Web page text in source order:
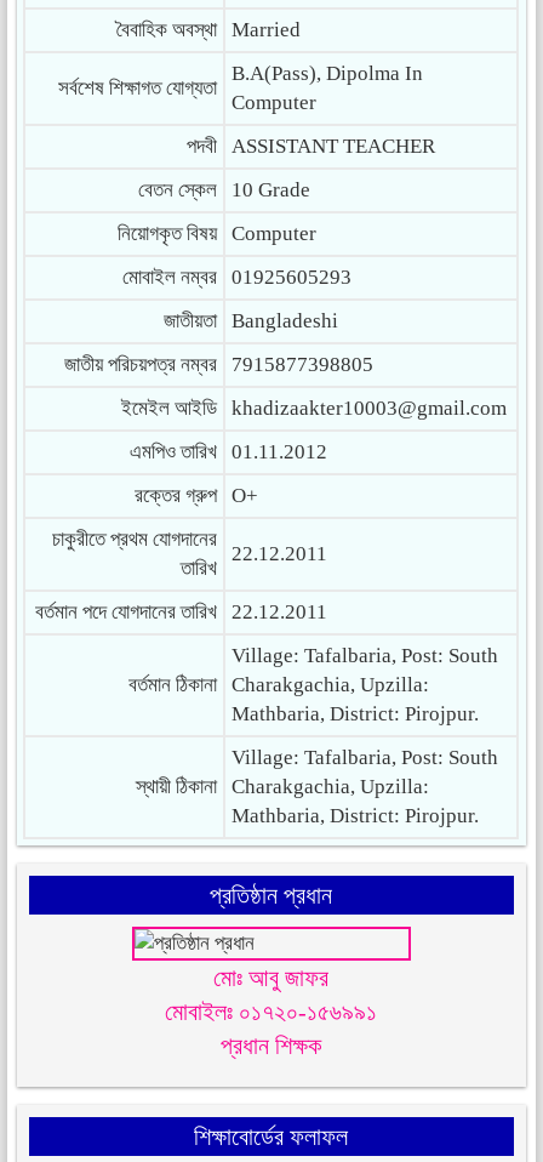
বৈবাহিক অবস্থা
Married
সর্বশেষ শিক্ষাগত যোগ্যতা
B.A(Pass), Dipolma In
Computer
পদবী
ASSISTANT TEACHER
বেতন স্কেল
10 Grade
নিয়োগকৃত বিষয়
Computer
মোবাইল নম্বর
01925605293
জাতীয়তা
Bangladeshi
জাতীয় পরিচয়পত্র নম্বর
7915877398805
ইমেইল আইডি
khadizaakter10003@gmail.com
এমপিও তারিখ
01.11.2012
রক্তের গ্রুপ
O+
চাকুরীতে প্রথম যোগদানের
তারিখ
22.12.2011
বর্তমান পদে যোগদানের তারিখ 22.12.2011
বর্তমান ঠিকানা
Village: Tafalbaria, Post: South
Charakgachia, Upzilla:
Mathbaria, District: Pirojpur.
স্থায়ী ঠিকানা
Village: Tafalbaria, Post: South
Charakgachia, Upzilla:
Mathbaria, District: Pirojpur.
প্রতিষ্ঠান প্রধান
মোঃ আবু জাফর
মোবাইলঃ ০১৭২০-১৫৬৯৯১
প্রধান শিক্ষক
শিক্ষাবোর্ডের ফলাফল